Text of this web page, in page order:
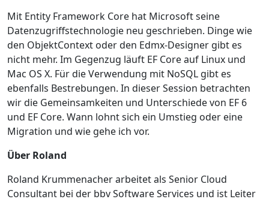
Mit Entity Framework Core hat Microsoft seine
Datenzugriffstechnologie neu geschrieben. Dinge wie
den ObjektContext oder den Edmx-Designer gibt es
nicht mehr. Im Gegenzug läuft EF Core auf Linux und
Mac OS X. Für die Verwendung mit NoSQL gibt es
ebenfalls Bestrebungen. In dieser Session betrachten
wir die Gemeinsamkeiten und Unterschiede von EF 6
und EF Core. Wann lohnt sich ein Umstieg oder eine
Migration und wie gehe ich vor.
Über Roland
Roland Krummenacher arbeitet als Senior Cloud
Consultant bei der bbv Software Services und ist Leiter